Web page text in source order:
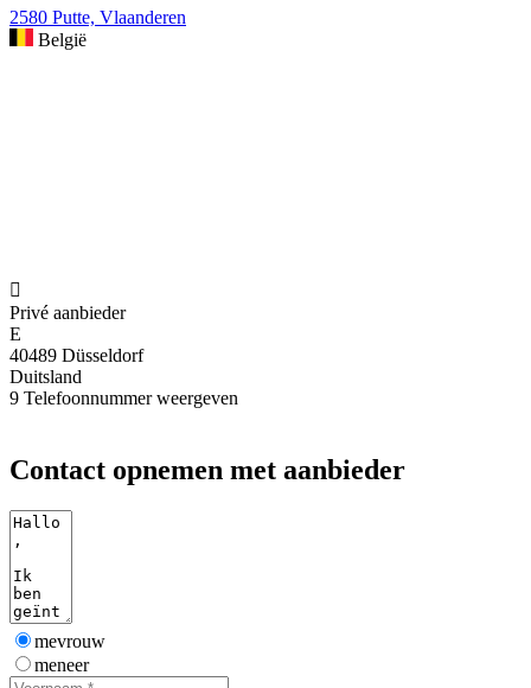
2580 Putte, Vlaanderen
België

Privé aanbieder
E
40489 Düsseldorf
Duitsland
9 Telefoonnummer weergeven
Contact opnemen met aanbieder
mevrouw
meneer